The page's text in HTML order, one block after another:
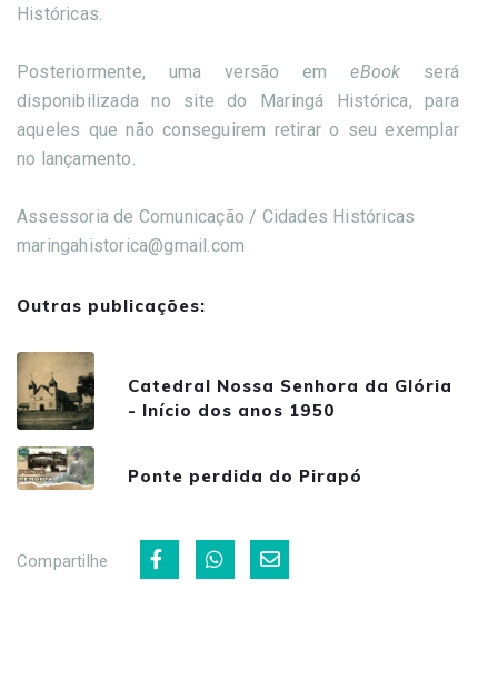
Históricas.
Posteriormente, uma versão emeBook será
disponibilizada no site do Maringá Histórica, para
aqueles que não conseguirem retirar o seu exemplar
no lançamento.
Assessoria de Comunicação / Cidades Históricas
maringahistorica@gmail.com
Outras publicações:
Catedral Nossa Senhora da Glória
- Início dos anos 1950
Ponte perdida do Pirapó
Compartilhe